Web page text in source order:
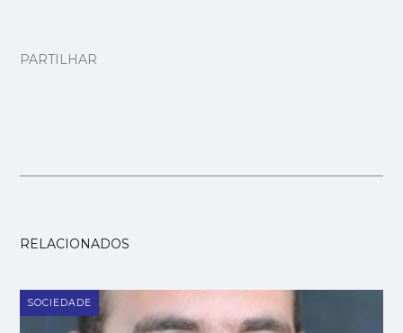
PARTILHAR
RELACIONADOS
SOCIEDADE